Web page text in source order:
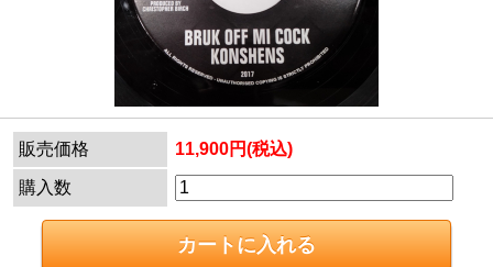
販売価格 11,900円(税込)
購入数